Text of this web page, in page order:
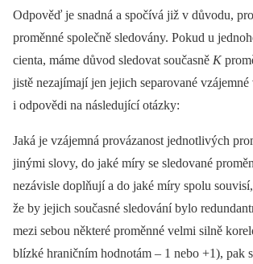
Odpověď je snadná a spočívá již v důvodu,
proměn­né společně sledovány. Pokud u
cienta, máme důvod sledovat současně K
jistě nezajímají jen jejich separované vzájemné
i odpovědi na následující otázky:
Jaká je vzájemná provázanost jednotlivých
jinými slovy, do jaké míry se sledované
nezávisle doplňují a do jaké míry spolu
že by jejich současné sledování bylo
mezi sebou ně­kte­ré proměn­né velmi silně
blízké hraničním hodnotám –⁠ 1 nebo +1), pak